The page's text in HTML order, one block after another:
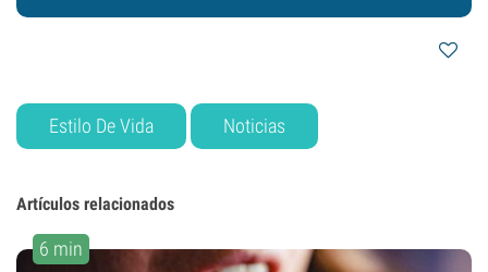
Estilo De Vida Noticias
Artículos relacionados
6 min